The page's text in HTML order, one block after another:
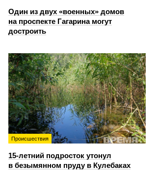
Один из двух «военных» домов
на проспекте Гагарина могут
достроить
Происшествия
15-летний подросток утонул
в безымянном пруду в Кулебаках